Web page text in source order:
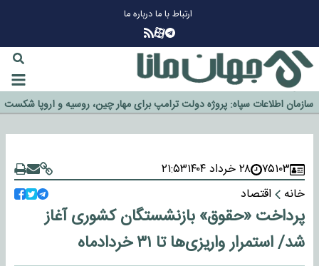
ارتباط با مادرباره ما
گزینه جدایی اوسمار روی میز مدیران پرسپولیس
آیا رئیس جمهور آمریکا قانون را دور می‌زند؟
اخراج رسمی چهره نامدار از پرسپولیس
سازمان اطلاعات سپاه: پروژه دولت ترامپ برای مهار چین، روسیه و اروپا شکست
خورد
۷۵۱۰۳ ۲۸ خرداد ۱۴۰۴
۲۱:۵۳
خانه
اقتصاد
پرداخت «حقوق» بازنشستگان کشوری آغاز
شد/ استمرار واریزی‌ها تا ۳۱ خردادماه